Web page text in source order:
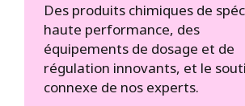
Des produits chimiques de
haute performance, des
équipements de dosage et de
régulation innovants, et le
connexe de nos experts.